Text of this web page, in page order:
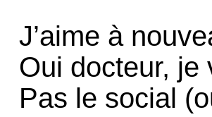
J’aime à
Oui docteur, je
Pas le social